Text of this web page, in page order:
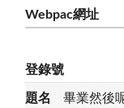
畢業然後